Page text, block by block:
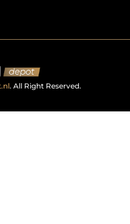
. All Right Reserved.